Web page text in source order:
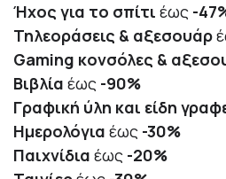
Ήχος για το σπίτι έως -
Τηλεοράσεις & αξεσουάρ
Gaming κονσόλες &
Βιβλία έως -90%
Γραφική ύλη και είδη
Ημερολόγια έως -30%
Παιχνίδια έως -20%